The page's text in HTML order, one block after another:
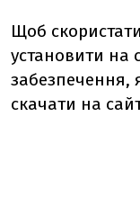
Щоб
установити на
забезпечення,
скачати на